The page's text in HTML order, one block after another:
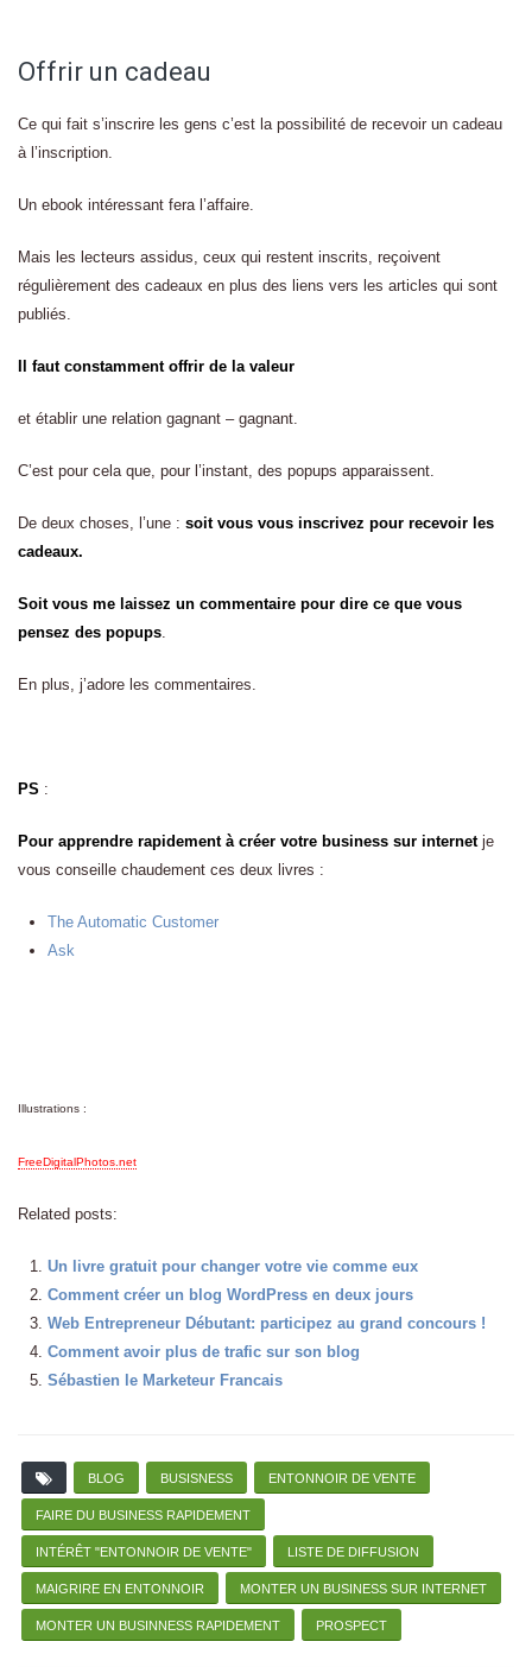
Offrir un cadeau
Ce qui fait s’inscrire les gens c’est la possibilité de recevoir un cadeau
à l’inscription.
Un ebook intéressant fera l’affaire.
Mais les lecteurs assidus, ceux qui restent inscrits, reçoivent
régulièrement des cadeaux en plus des liens vers les articles qui sont
publiés.
Il faut constamment offrir de la valeur
et établir une relation gagnant – gagnant.
C’est pour cela que, pour l’instant, des popups apparaissent.
De deux choses, l’une : soit vous vous inscrivez pour recevoir les
cadeaux.
Soit vous me laissez un commentaire pour dire ce que vous
pensez des popups.
En plus, j’adore les commentaires.
PS :
Pour apprendre rapidement à créer votre business sur internetje
vous conseille chaudement ces deux livres :
The Automatic Customer
Ask
Illustrations :
FreeDigitalPhotos.net
Related posts:
Un livre gratuit pour changer votre vie comme eux
Comment créer un blog WordPress en deux jours
Web Entrepreneur Débutant: participez au grand concours !
Comment avoir plus de trafic sur son blog
Sébastien le Marketeur Francais
BLOG BUSISNESS ENTONNOIR DE VENTE
FAIRE DU BUSINESS RAPIDEMENT
INTÉRÊT "ENTONNOIR DE VENTE" LISTE DE DIFFUSION
MAIGRIRE EN ENTONNOIR MONTER UN BUSINESS SUR INTERNET
MONTER UN BUSINNESS RAPIDEMENT PROSPECT